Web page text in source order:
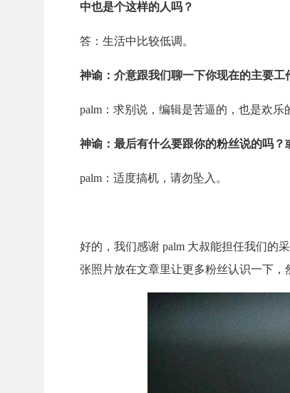
中也是个这样的人吗？
答：生活中比较低调。
神谕：介意跟我们聊一下你现在的主要
palm：求别说，编辑是苦逼的，也是欢乐
神谕：最后有什么要跟你的粉丝说的吗？
palm：适度搞机，请勿坠入。
好的，我们感谢 palm 大叔能担任我们的
张照片放在文章里让更多粉丝认识一下，